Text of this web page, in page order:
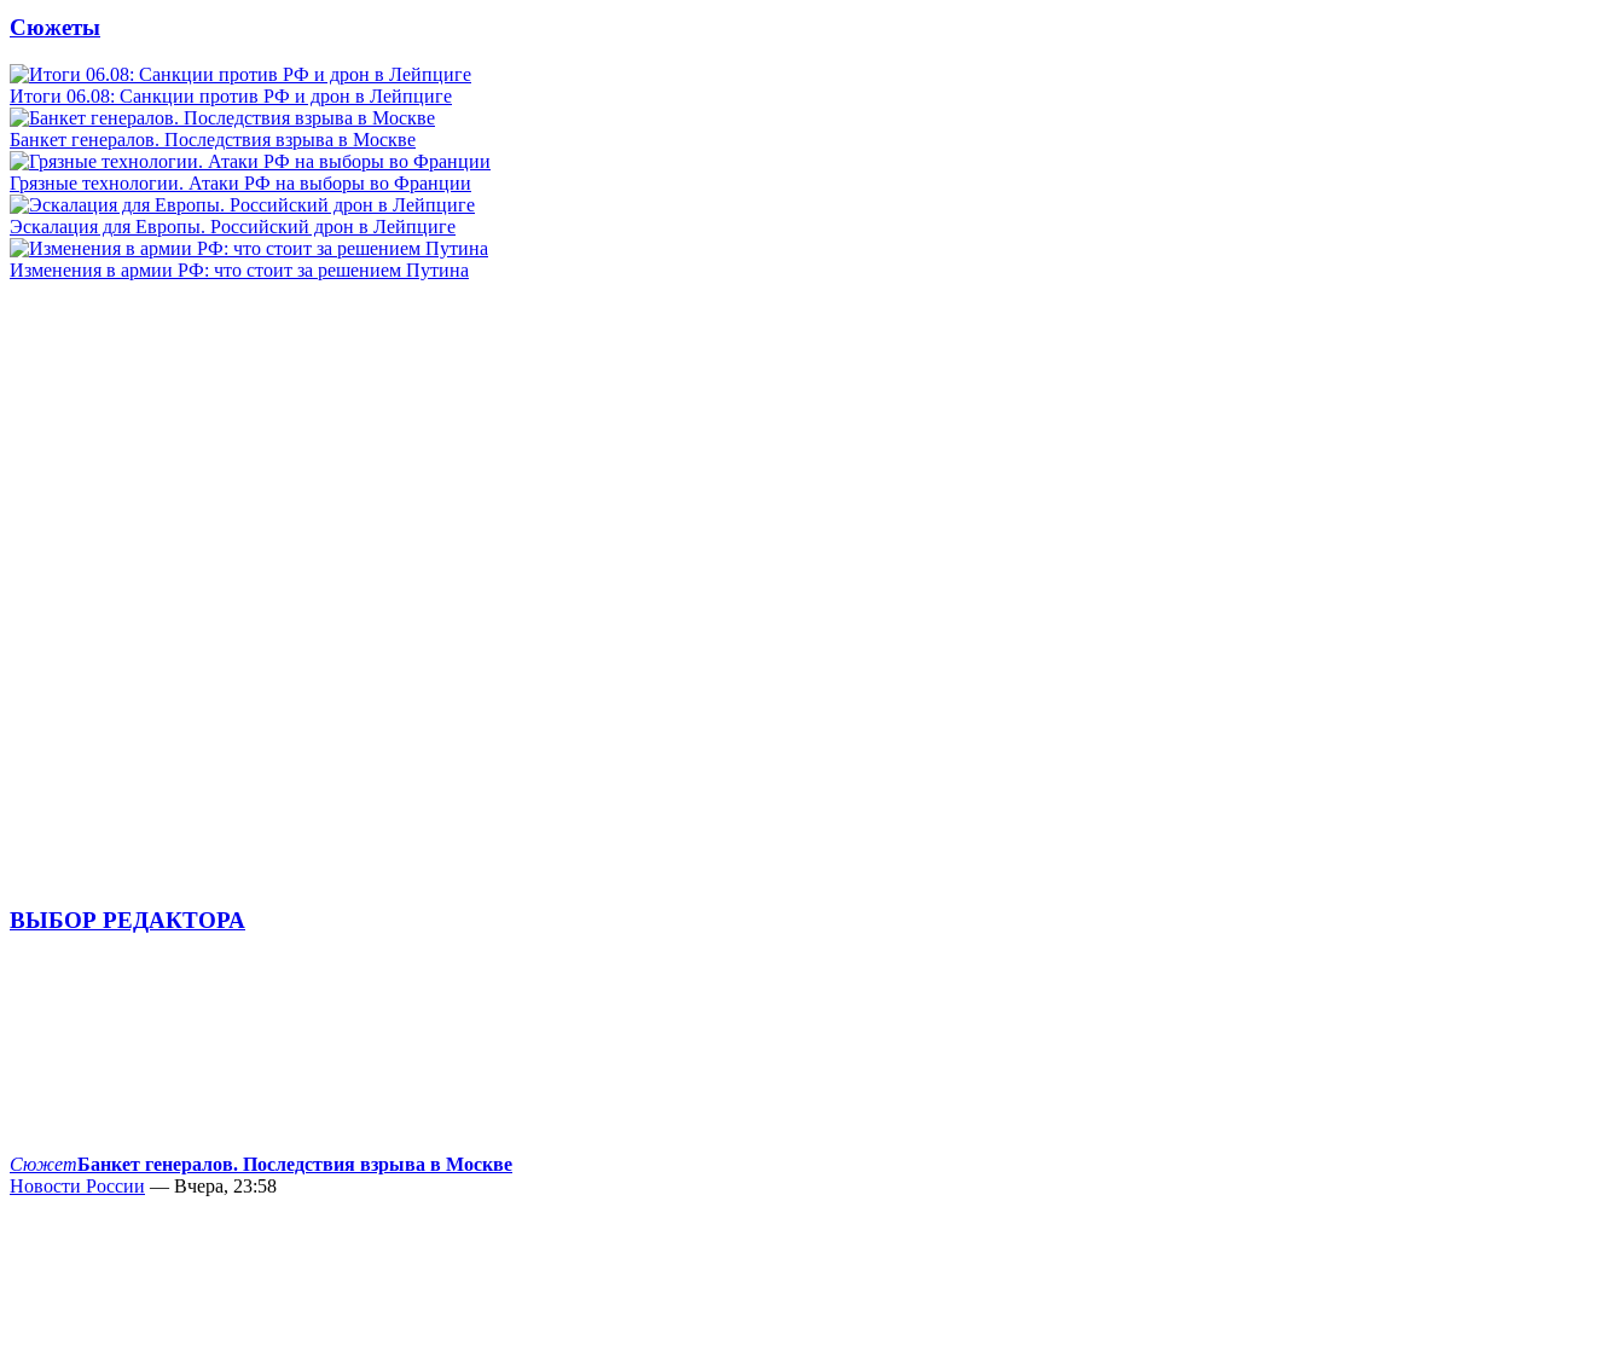
Сюжеты
Итоги 06.08: Санкции против РФ и дрон в Лейпциге
Банкет генералов. Последствия взрыва в Москве
Грязные технологии. Атаки РФ на выборы во Франции
Эскалация для Европы. Российский дрон в Лейпциге
Изменения в армии РФ: что стоит за решением Путина
ВЫБОР РЕДАКТОРА
СюжетБанкет генералов. Последствия взрыва в Москве
Новости России — Вчера, 23:58